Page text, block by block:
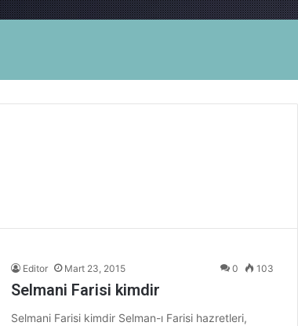
Editor Mart 23, 2015 0 103
Selmani Farisi kimdir
Selmani Farisi kimdir Selman-ı Farisi hazretleri,